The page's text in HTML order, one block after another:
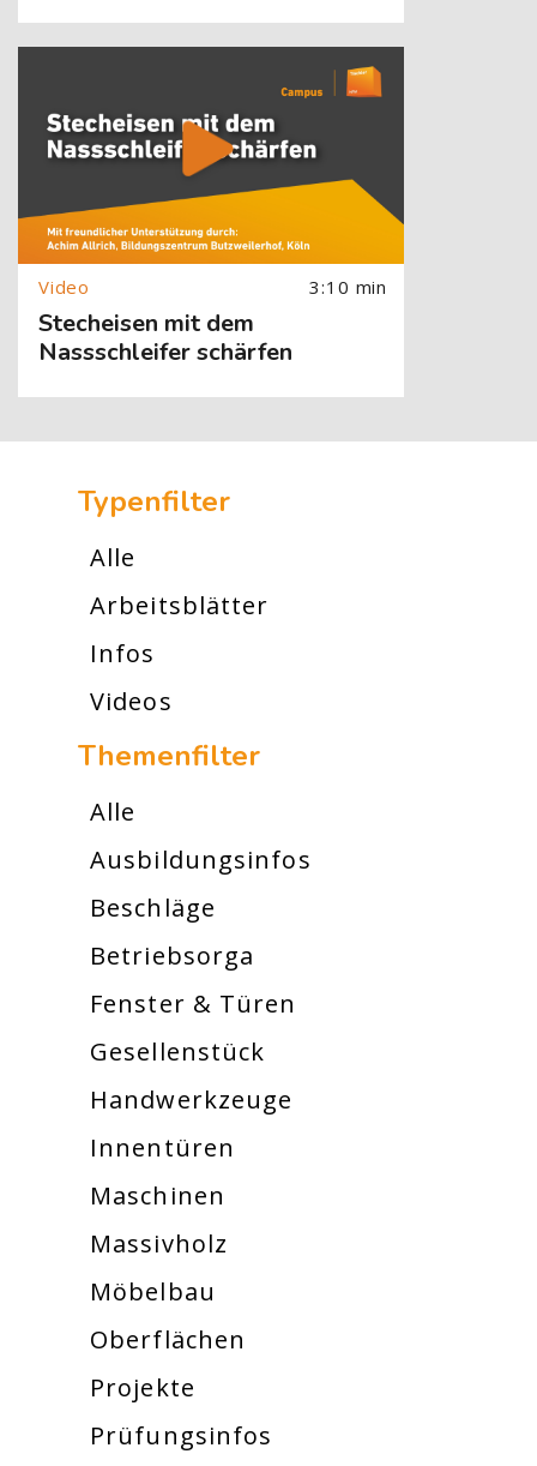
[Cocoon] About (Text with Image) überspringen
3:10 min
Stecheisen mit dem
Nassschleifer schärfen
Typenfilter
Alle
Arbeitsblätter
Infos
Videos
Themenfilter
Alle
Ausbildungsinfos
Beschläge
Betriebsorga
Fenster & Türen
Gesellenstück
Handwerkzeuge
Innentüren
Maschinen
Massivholz
Möbelbau
Oberflächen
Projekte
Prüfungsinfos